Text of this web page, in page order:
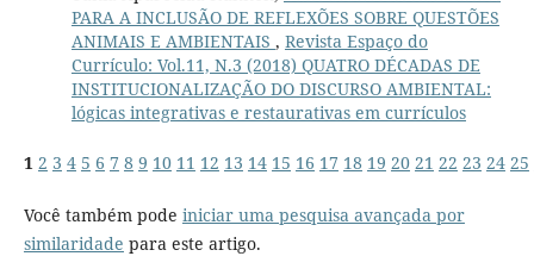
PARA A INCLUSÃO DE REFLEXÕES SOBRE QUESTÕES
ANIMAIS E AMBIENTAIS , Revista Espaço do
Currículo: Vol.11, N.3 (2018) QUATRO DÉCADAS DE
INSTITUCIONALIZAÇÃO DO DISCURSO AMBIENTAL:
lógicas integrativas e restaurativas em currículos
1 2 3 4 5 6 7 8 9 10 11 12 13 14 15 16 17 18 19 20 21 22 23 24 25
Você também pode iniciar uma pesquisa avançada por
similaridade para este artigo.